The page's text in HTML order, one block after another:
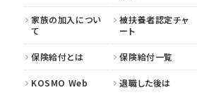
家族の加入につい
て
被扶養者認定チャ
ート
保険給付とは 保険給付一覧
KOSMO Web 退職した後は